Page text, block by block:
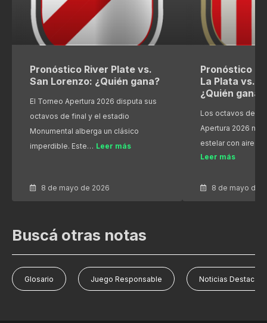
Pronóstico River Plate vs.
San Lorenzo: ¿Quién gana?
El Torneo Apertura 2026 disputa sus
octavos de final y el estadio
Monumental alberga un clásico
imperdible. Este… Leer más
8 de mayo de 2026
Pronóstico
La Plata vs.
¿Quién gana?
Los octavos de
Apertura 2026
estelar con aires
Leer más
8 de mayo de
Buscá otras notas
Glosario Juego Responsable Noticias